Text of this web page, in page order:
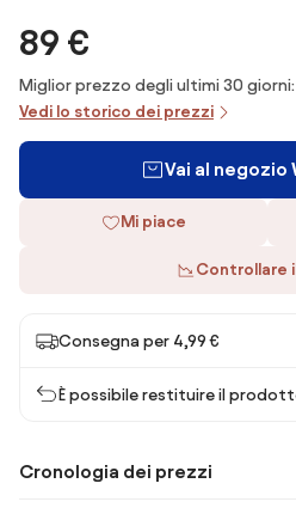
89 €
Miglior prezzo degli ultimi 30 giorni:
Vedi lo storico dei prezzi
Vai al negozio
Mi piace
Controllare
Consegna per 4,99 €
È possibile restituire il
Cronologia dei prezzi